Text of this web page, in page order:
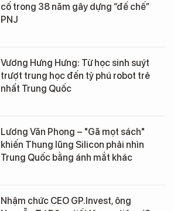
cố trong 38 năm gây dựng “đế chế”
PNJ
Vương Hưng Hưng: Từ học sinh suýt
trượt trung học đến tỷ phú robot trẻ
nhất Trung Quốc
Lương Văn Phong – "Gã mọt sách"
khiến Thung lũng Silicon phải nhìn
Trung Quốc bằng ánh mắt khác
Nhậm chức CEO GP.Invest, ông